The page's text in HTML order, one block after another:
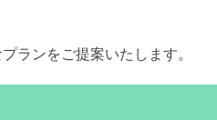
ランをご提案いたします。